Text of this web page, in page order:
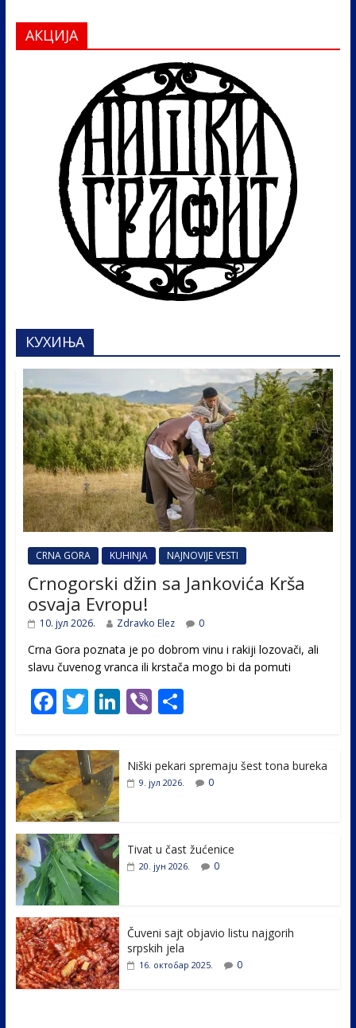
АКЦИЈА
КУХИЊА
CRNA GORA KUHINJA NAJNOVIJE VESTI
Crnogorski džin sa Jankovića Krša
osvaja Evropu!
10. јул 2026. Zdravko Elez 0
Crna Gora poznata je po dobrom vinu i rakiji lozovači, ali
slavu čuvenog vranca ili krstača mogo bi da pomuti
F
e
b
o
o
k
T
itt
er
Li
e
Vi
er
S
e
Niški pekari spremaju šest tona bureka
9. јул 2026. 0
Tivat u čast žućenice
20. јун 2026. 0
Čuveni sajt objavio listu najgorih
srpskih jela
16. октобар 2025. 0